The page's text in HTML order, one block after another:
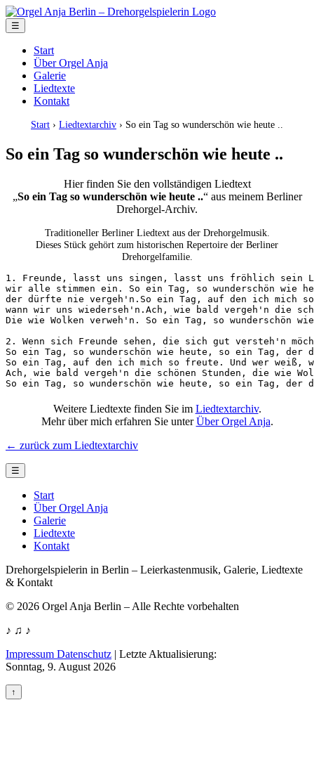
☰
Start
Über Orgel Anja
Galerie
Liedtexte
Kontakt
Start › Liedtextarchiv › So ein Tag so wunderschön wie heute ..
So ein Tag so wunderschön wie heute ..
Hier finden Sie den vollständigen Liedtext
„So ein Tag so wunderschön wie heute ..“ aus meinem Berliner
Drehorgel-Archiv.
Traditioneller Berliner Liedtext aus der Drehorgelmusik.
Dieses Stück gehört zum historischen Repertoire der Berliner
Drehorgelfamilie.
1. Freunde, lasst uns singen, lasst uns fröhlich sein
wir alle stimmen ein. So ein Tag, so wunderschön wie
der dürfte nie vergeh'n.So ein Tag, auf den ich mich
wann wir uns wiederseh'n.Ach, wie bald vergeh'n die
Die wie Wolken verweh'n. So ein Tag, so
2. Wenn sich Freunde sehen, die sich gut versteh'n
So ein Tag, so wunderschön wie heute, so ein Tag,
So ein Tag, auf den ich mich so freute. Und wer weiß,
Ach, wie bald vergeh'n die schönen Stunden, die wie
So ein Tag, so wunderschön wie heute, so ein Tag,
Weitere Liedtexte finden Sie im Liedtextarchiv.
Mehr über mich erfahren Sie unterÜber Orgel Anja.
← zurück zum Liedtextarchiv
☰
Start
Über Orgel Anja
Galerie
Liedtexte
Kontakt
Drehorgelspielerin in Berlin – Leierkastenmusik, Galerie, Liedtexte
& Kontakt
© 2026 Orgel Anja Berlin – Alle Rechte vorbehalten
♪ ♫ ♪
Impressum Datenschutz | Letzte Aktualisierung:
Sonntag, 9. August 2026
↑